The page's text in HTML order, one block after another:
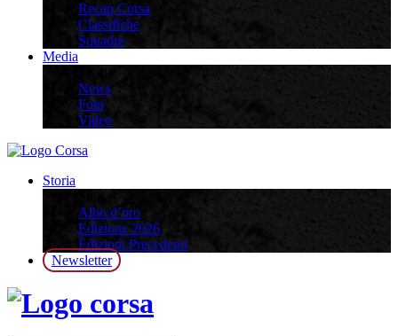
Recap Corsa
Classifiche
Squadre
Media
News
Foto
Video
Storia
Albo d’oro
Edizione 2026
Edizioni Precedenti
Newsletter